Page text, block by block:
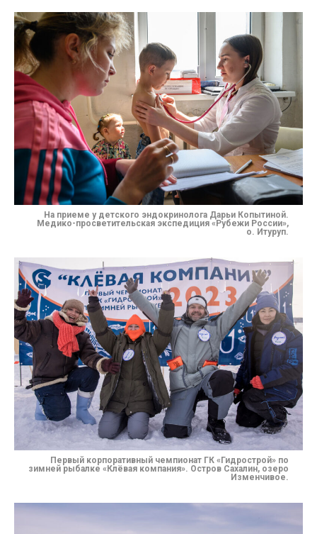
На приеме у детского эндокринолога Дарьи Копытиной.
Медико-просветительская экспедиция «Рубежи России»,
о. Итуруп.
Первый корпоративный чемпионат ГК «Гидрострой» по
зимней рыбалке «Клёвая компания». Остров Сахалин, озеро
Изменчивое.